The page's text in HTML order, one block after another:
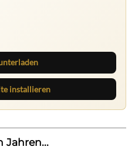
installieren
Jahren...